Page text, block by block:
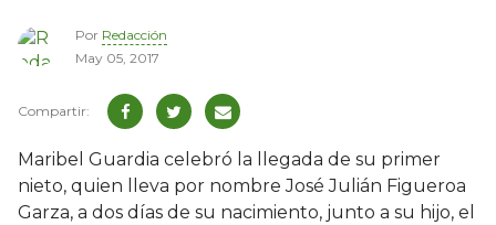
Por Redacción
May 05, 2017
Maribel Guardia celebró la llegada de su primer
nieto, quien lleva por nombre José Julián Figueroa
Garza, a dos días de su nacimiento, junto a su hijo, el